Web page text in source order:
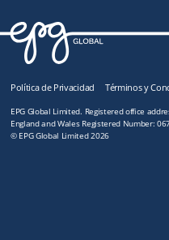
Política de Privacidad Términos y
EPG Global Limited. Registered office
England and Wales Registered Number:
© EPG Global Limited 2026